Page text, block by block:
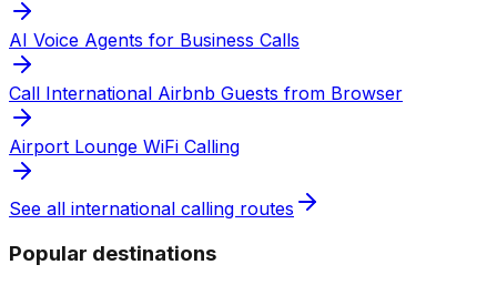
AI Voice Agents for Business Calls
Call International Airbnb Guests from Browser
Airport Lounge WiFi Calling
See all international calling routes
Popular destinations